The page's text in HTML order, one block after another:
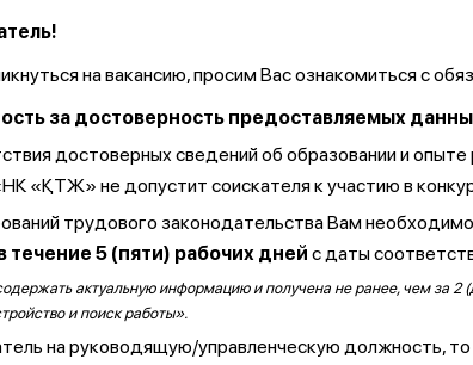
на вакансию, просим Вас ознакомиться с
за достоверность предоставляемых
достоверных сведений об образовании и
«ҚТЖ» не допустит соискателя к участию в
трудового законодательства Вам
течение 5 (пяти) рабочих дней с даты
актуальную информацию и получена не ранее, чем за 2
и поиск работы».
на руководящую/управленческую должность,